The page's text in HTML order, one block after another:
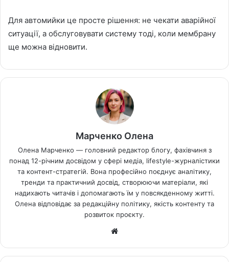
Для автомийки це просте рішення: не чекати аварійної
ситуації, а обслуговувати систему тоді, коли мембрану
ще можна відновити.
Марченко Олена
Олена Марченко — головний редактор блогу, фахівчиня з
понад 12-річним досвідом у сфері медіа, lifestyle-журналістики
та контент-стратегій. Вона професійно поєднує аналітику,
тренди та практичний досвід, створюючи матеріали, які
надихають читачів і допомагають їм у повсякденному житті.
Олена відповідає за редакційну політику, якість контенту та
розвиток проєкту.
са